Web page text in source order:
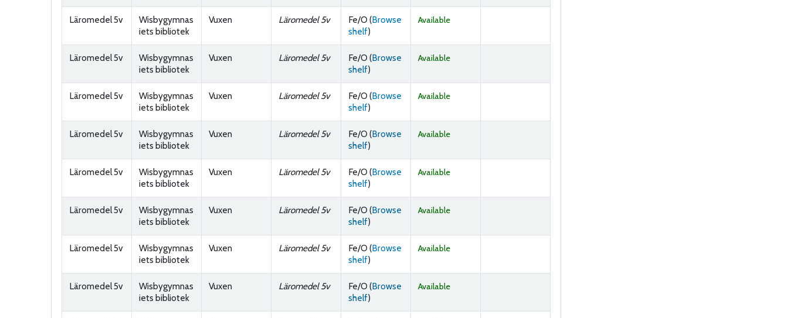
Läromedel 5v
Wisbygymnas
iets bibliotek
Vuxen Läromedel 5v Fe/O (Browse
shelf(Opens below)
)
Available
Läromedel 5v
Wisbygymnas
iets bibliotek
Vuxen Läromedel 5v Fe/O (Browse
shelf(Opens below)
)
Available
Läromedel 5v
Wisbygymnas
iets bibliotek
Vuxen Läromedel 5v Fe/O (Browse
shelf(Opens below)
)
Available
Läromedel 5v
Wisbygymnas
iets bibliotek
Vuxen Läromedel 5v Fe/O (Browse
shelf(Opens below)
)
Available
Läromedel 5v
Wisbygymnas
iets bibliotek
Vuxen Läromedel 5v Fe/O (Browse
shelf(Opens below)
)
Available
Läromedel 5v
Wisbygymnas
iets bibliotek
Vuxen Läromedel 5v Fe/O (Browse
shelf(Opens below)
)
Available
Läromedel 5v
Wisbygymnas
iets bibliotek
Vuxen Läromedel 5v Fe/O (Browse
shelf(Opens below)
)
Available
Läromedel 5v
Wisbygymnas
iets bibliotek
Vuxen Läromedel 5v Fe/O (Browse
shelf(Opens below)
)
Available